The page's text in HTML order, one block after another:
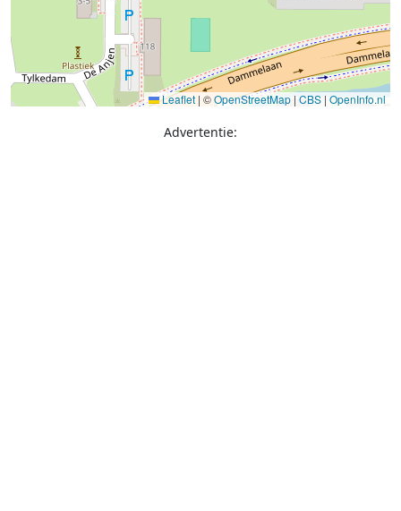
Leaflet | ©OpenStreetMap | CBS | OpenInfo.nl
Advertentie: